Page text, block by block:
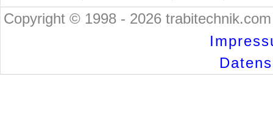
Copyright © 1998 - 2026